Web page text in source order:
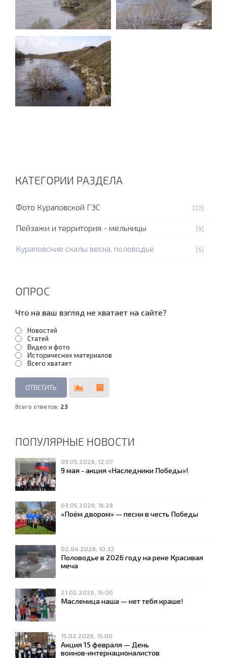
КАТЕГОРИИ РАЗДЕЛА
Фото Кураповской ГЭС [22]
Пейзажи и территория - мельницы [9]
Кураповские скалы весна, половодье [5]
ОПРОС
Что на ваш взгляд не хватает на сайте?
Новостей
Статей
Видео и фото
Исторических материалов
Всего хватает
Всего ответов: 23
ПОПУЛЯРНЫЕ НОВОСТИ
09.05.2026, 12:07
9 мая - акция «Наследники Победы»!
03.05.2026, 16:28
«Поём двором» — песни в честь Победы
02.04.2026, 10:32
Половодье в 2026 году на реке Красивая
меча
21.02.2026, 15:00
Масленица наша — нет тебя краше!
15.02.2026, 15:00
Акция 15 февраля — День
воинов‑интернационалистов